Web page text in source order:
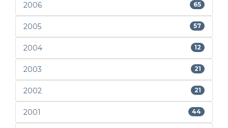
2006 65
2005 57
2004 12
2003 21
2002 21
2001 44